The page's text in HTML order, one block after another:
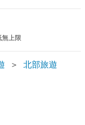
無上限
＞ 北部旅遊